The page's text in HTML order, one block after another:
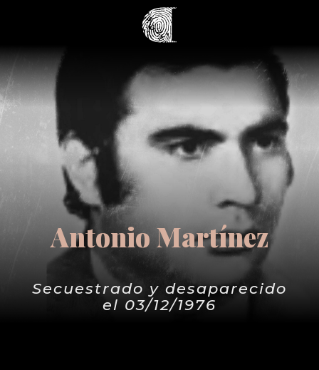
Antonio Martínez
Secuestrado y desaparecido
el 03/12/1976